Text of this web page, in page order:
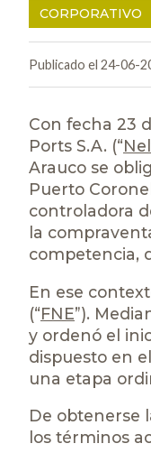
CORPORATIVO
Publicado el 24-06-
Con fecha 23
Ports S.A. (“
Arauco se
Puerto
controladora
la
competencia,
En ese
(“FNE”).
y ordenó el
dispuesto en
una etapa
De obtenerse
los términos